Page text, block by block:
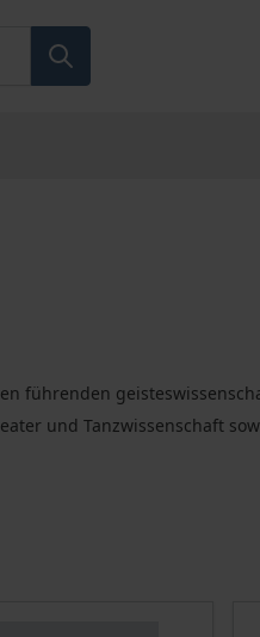
führenden
und Tanzwissenschaft